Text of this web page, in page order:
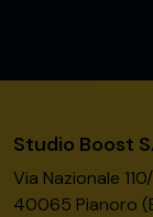
Studio Boost
Via Nazionale
40065 Pianoro